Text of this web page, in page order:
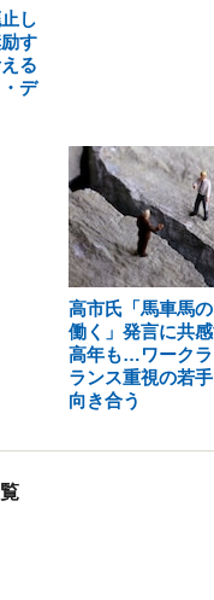
し
す
る
デ
高市氏「馬車馬
働く」発言に共
高年も…ワーク
ランス重視の若
向き合う